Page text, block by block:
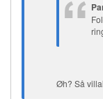
Øh? Så